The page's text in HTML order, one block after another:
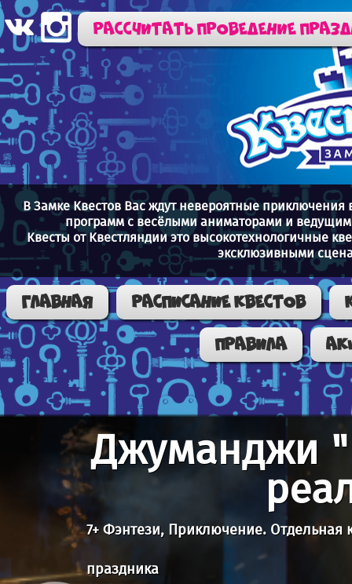
Рассчитать проведение
В Замке Квестов Вас ждут невероятные
программ с весёлыми аниматорами и
Квесты от Квестляндии это высокотехнологичные
эксклюзивными
Главная Расписание квестов
Правила
Джуманджи
7+ Фэнтези, Приключение.
праздника